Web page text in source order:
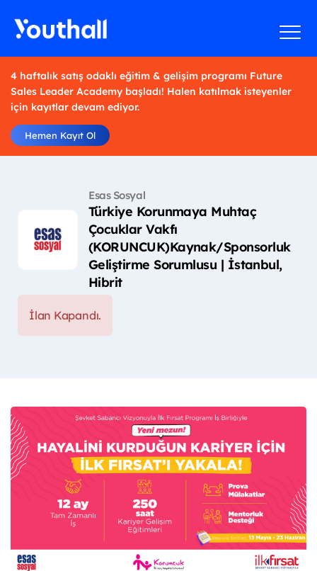
4 haftalık satış odaklı eğitim & gelişim programı Future
Sales Leader Academy başladı! Halen katılmak isteyenler
için kayıtlar devam ediyor.
Hemen Kayıt Ol
Esas Sosyal
Türkiye Korunmaya Muhtaç
Çocuklar Vakfı
(KORUNCUK)Kaynak/Sponsorluk
Geliştirme Sorumlusu | İstanbul,
Hibrit
İlan Kapandı.